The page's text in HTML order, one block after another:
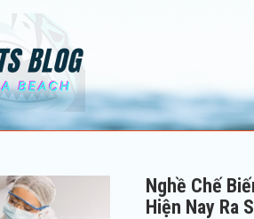
Nghề Chế
Hiện Nay Ra